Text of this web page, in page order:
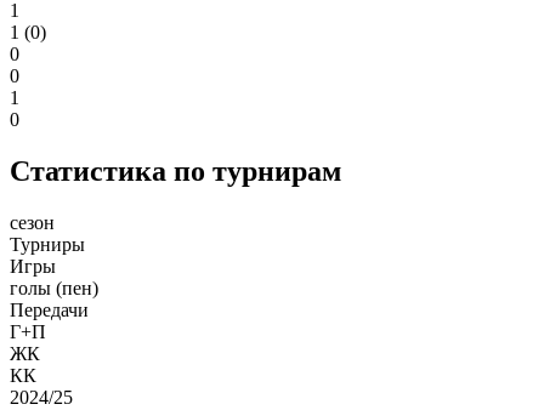
1
1 (0)
0
0
1
0
Статистика по турнирам
сезон
Турниры
Игры
голы (пен)
Передачи
Г+П
ЖК
КК
2024/25